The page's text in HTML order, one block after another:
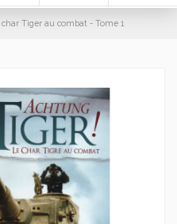
char Tiger au combat - Tome 1